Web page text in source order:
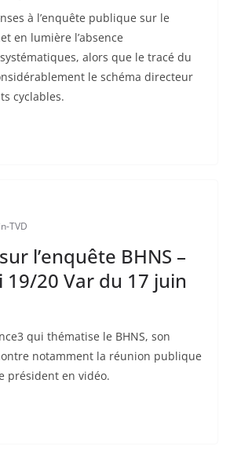
à l’enquête publique sur le
en lumière l’absence
alors que le tracé du
le schéma directeur
cyclables.
TVD
l’enquête BHNS –
19/20 Var du 17 juin
qui thématise le BHNS, son
notamment la réunion publique
président en vidéo.